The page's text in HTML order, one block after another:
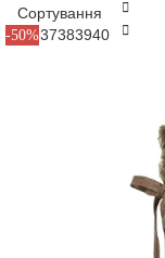
Сортування
-50%
353637383940